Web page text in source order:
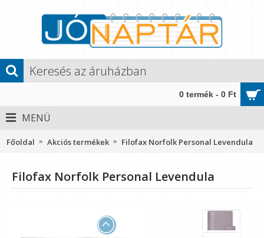
0 termék - 0 Ft
MENÜ
Főoldal Akciós termékek Filofax Norfolk Personal Levendula
Filofax Norfolk Personal Levendula